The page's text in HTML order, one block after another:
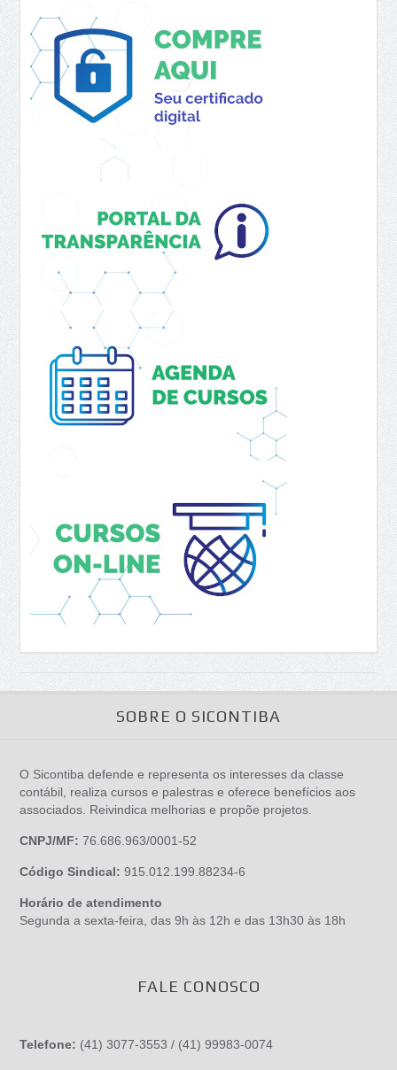
SOBRE O SICONTIBA
O Sicontiba defende e representa os interesses da classe
contábil, realiza cursos e palestras e oferece benefícios aos
associados. Reivindica melhorias e propõe projetos.
CNPJ/MF: 76.686.963/0001-52
Código Sindical: 915.012.199.88234-6
Horário de atendimento
Segunda a sexta-feira, das 9h às 12h e das 13h30 às 18h
FALE CONOSCO
Telefone: (41) 3077-3553 / (41) 99983-0074